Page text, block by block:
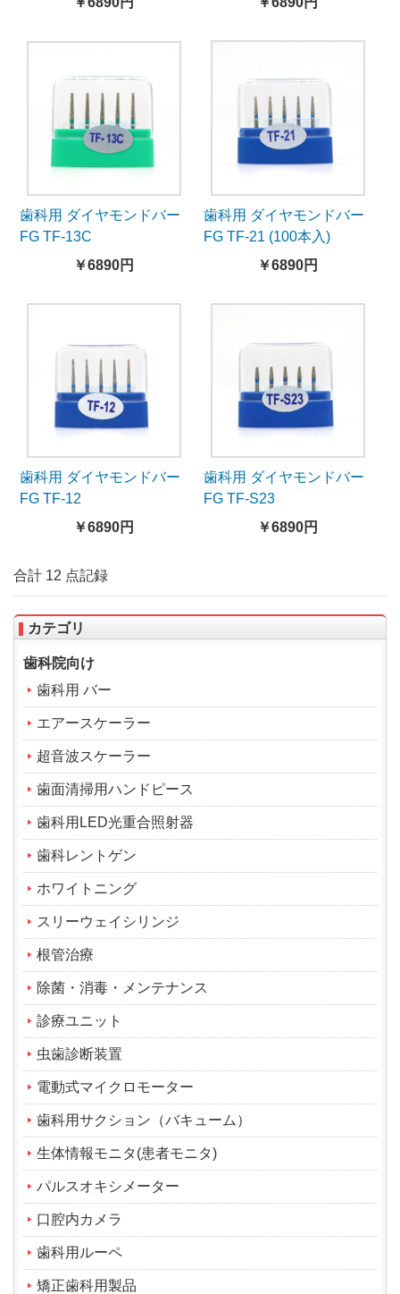
歯科用 ダイヤモンドバー
FG TF-13C
￥6890円
歯科用 ダイヤモンドバー
FG TF-21 (100本入)
￥6890円
歯科用 ダイヤモンドバー
FG TF-12
￥6890円
歯科用 ダイヤモンドバー
FG TF-S23
￥6890円
合計 12 点記録
カテゴリ
歯科院向け
歯科用 バー
エアースケーラー
超音波スケーラー
歯面清掃用ハンドピース
歯科用LED光重合照射器
歯科レントゲン
ホワイトニング
スリーウェイシリンジ
根管治療
除菌・消毒・メンテナンス
診療ユニット
虫歯診断装置
電動式マイクロモーター
歯科用サクション（バキューム）
生体情報モニタ(患者モニタ)
パルスオキシメーター
口腔内カメラ
歯科用ルーペ
矯正歯科用製品